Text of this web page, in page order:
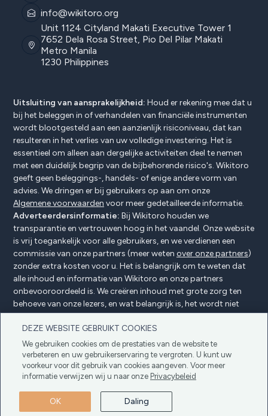
DEZE WEBSITE GEBRUIKT COOKIES
We gebruiken cookies om de prestaties van de website te
verbeteren en uw gebruikerservaring te vergroten. U kunt uw
voorkeur voor dit gebruik van cookies aangeven. Voor meer
informatie verwijzen wij u naar onze Privacybeleid
OK Daling
info@wikitoro.org
Unit 1124 Cityland Makati Executive Tower 1
7652 Dela Rosa Street, Pio Del Pilar Makati
Metro Manila
1230 Philippines
Uitsluiting van aansprakelijkheid: Houd er rekening mee dat u
bij het beleggen in of verhandelen van financiële instrumenten
wordt blootgesteld aan een aanzienlijk risiconiveau, dat kan
resulteren in het verlies van uw volledige investering. Het is
essentieel om alleen aan dergelijke activiteiten deel te nemen
met een duidelijk begrip van de bijbehorende risico's. Wikitoro
geeft geen beleggings-, handels- of enige andere vorm van
advies. We dringen er bij gebruikers op aan om onze
Algemene voorwaarden voor meer gedetailleerde informatie.
Adverteerdersinformatie: Bij Wikitoro houden we
transparantie en vertrouwen hoog in het vaandel. Onze website
is vrij toegankelijk voor alle gebruikers, en we verdienen een
commissie van onze partners (meer weten over onze partners)
zonder extra kosten voor u. Het is belangrijk om te weten dat
alle inhoud en informatie van Wikitoro en onze partners
onbevooroordeeld is. We creëren inhoud met grote zorg ten
behoeve van onze lezers, en wat belangrijk is, het wordt niet
beïnvloed door enige compensatieovereenkomsten met onze
partners.
Copyright © 2025 Wikitoro Alle rechten
Adverteerders OpenbaarmakingPrivacybeleid